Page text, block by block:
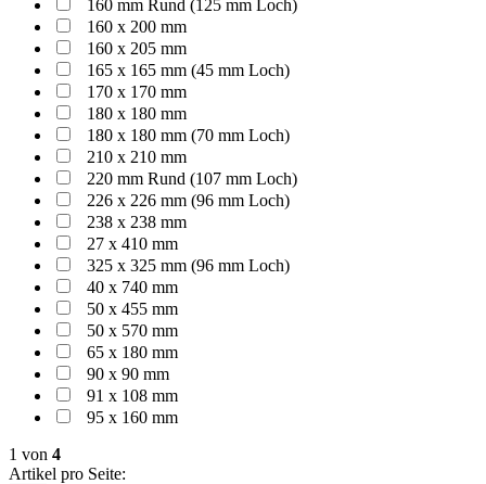
160 mm Rund (125 mm Loch)
160 x 200 mm
160 x 205 mm
165 x 165 mm (45 mm Loch)
170 x 170 mm
180 x 180 mm
180 x 180 mm (70 mm Loch)
210 x 210 mm
220 mm Rund (107 mm Loch)
226 x 226 mm (96 mm Loch)
238 x 238 mm
27 x 410 mm
325 x 325 mm (96 mm Loch)
40 x 740 mm
50 x 455 mm
50 x 570 mm
65 x 180 mm
90 x 90 mm
91 x 108 mm
95 x 160 mm
1 von 4
Artikel pro Seite: